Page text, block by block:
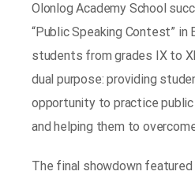
Olonlog Academy School
“Public Speaking Contest” in
students from grades IX to
dual purpose: providing
opportunity to practice public
and helping them to
The final showdown